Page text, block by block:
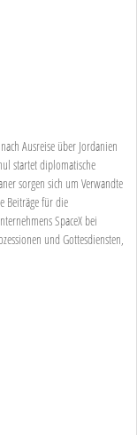
Ausreise über Jordanien
startet diplomatische
sorgen sich um Verwandte
Beiträge für die
SpaceX bei
und Gottesdiensten,